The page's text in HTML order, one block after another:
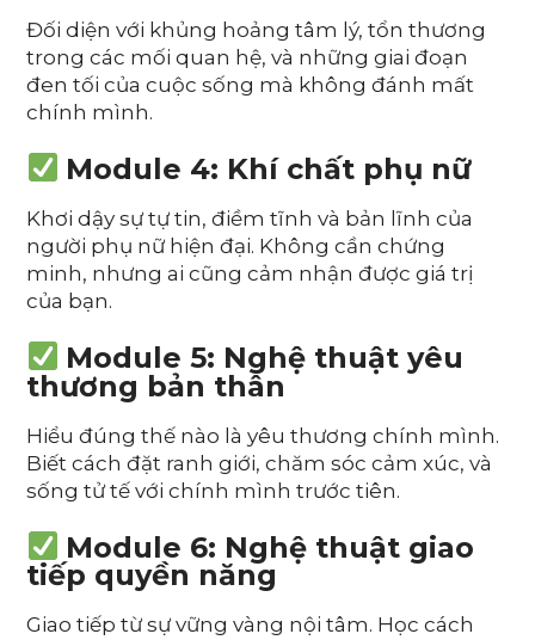
Đối diện với khủng hoảng tâm lý, tổn thương
trong các mối quan hệ, và những giai đoạn
đen tối của cuộc sống mà không đánh mất
chính mình.
Module 4: Khí chất phụ nữ
Khơi dậy sự tự tin, điềm tĩnh và bản lĩnh của
người phụ nữ hiện đại. Không cần chứng
minh, nhưng ai cũng cảm nhận được giá trị
của bạn.
Module 5: Nghệ thuật yêu
thương bản thân
Hiểu đúng thế nào là yêu thương chính mình.
Biết cách đặt ranh giới, chăm sóc cảm xúc, và
sống tử tế với chính mình trước tiên.
Module 6: Nghệ thuật giao
tiếp quyền năng
Giao tiếp từ sự vững vàng nội tâm. Học cách